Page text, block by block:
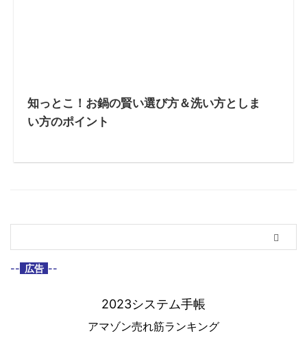
知っとこ！お鍋の賢い選び方＆洗い方としま
い方のポイント
-- 広告 --
2023システム手帳
アマゾン売れ筋ランキング